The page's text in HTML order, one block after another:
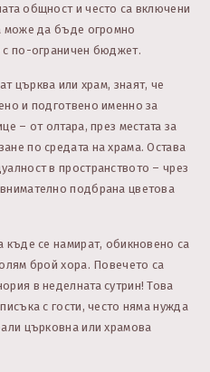
общност и често са включени
може да бъде огромно
с по-ограничен бюджет.
църква или храм, знаят, че
и подготвено именно за
– от олтара, през местата за
по средата на храма. Остава
в пространството – чрез
подбрана цветова
къде се намират, обикновено са
брой хора. Повечето са
в неделната сутрин! Това
с гости, често няма нужда
църковна или храмова